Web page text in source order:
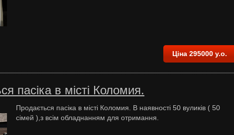
Ціна 295000 у.о.
пасіка в місті Коломия.
Продається пасіка в місті Коломия. В наявності 50 вуликів ( 50
сімей ),з всім обладнанням для отримання.